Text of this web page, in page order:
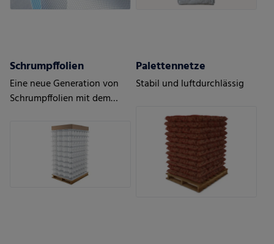
Schrumpffolien
Eine neue Generation von
Schrumpffolien mit dem
Palettennetze
Stabil und luftdurchlässig